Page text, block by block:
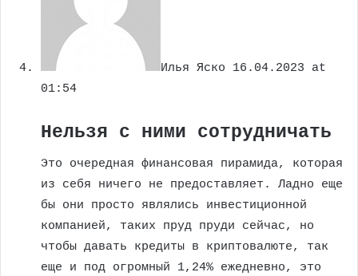
Илья Яско 16.04.2023 at
01:54
Нельзя с ними сотрудничать
Это очередная финансовая пирамида, которая
из себя ничего не предоставляет. Ладно еще
бы они просто являлись инвестиционной
компанией, таких пруд пруди сейчас, но
чтобы давать кредиты в криптовалюте, так
еще и под огромный 1,24% ежедневно, это